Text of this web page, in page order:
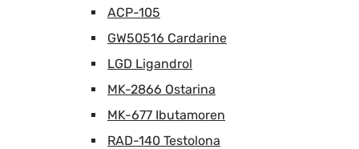
ACP-105
GW50516 Cardarine
LGD Ligandrol
MK-2866 Ostarina
MK-677 Ibutamoren
RAD-140 Testolona